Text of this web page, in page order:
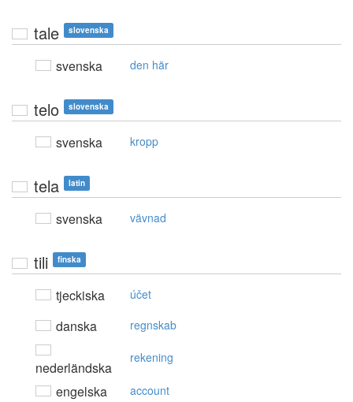
tale slovenska
svenska den här
telo slovenska
svenska kropp
tela latin
svenska vävnad
tili finska
tjeckiska účet
danska regnskab
nederländska
rekening
engelska account